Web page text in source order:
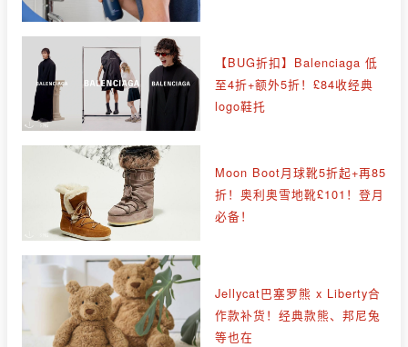
【BUG折扣】Balenciaga 低
至4折+额外5折！£84收经典
logo鞋托
Moon Boot月球靴5折起+再85
折！奥利奥雪地靴£101！登月
必备！
Jellycat巴塞罗熊 x Liberty合
作款补货！经典款熊、邦尼兔
等也在